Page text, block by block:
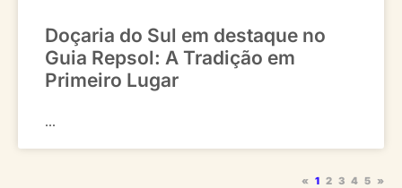
Doçaria do Sul em destaque no
Guia Repsol: A Tradição em
Primeiro Lugar
...
« 1 2 3 4 5 »